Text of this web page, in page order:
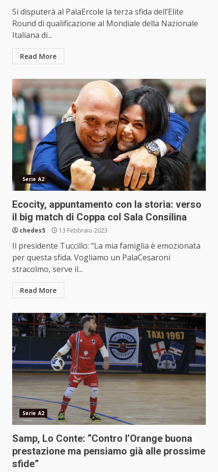
Si disputerà al PalaErcole la terza sfida dell’Elite
Round di qualificazione al Mondiale della Nazionale
Italiana di...
Read More
Serie A2
Ecocity, appuntamento con la storia: verso
il big match di Coppa col Sala Consilina
chedes5 13 Febbraio 2023
Il presidente Tuccillo: “La mia famiglia è emozionata
per questa sfida. Vogliamo un PalaCesaroni
stracolmo, serve il...
Read More
Serie A2
Samp, Lo Conte: “Contro l’Orange buona
prestazione ma pensiamo già alle prossime
sfide”